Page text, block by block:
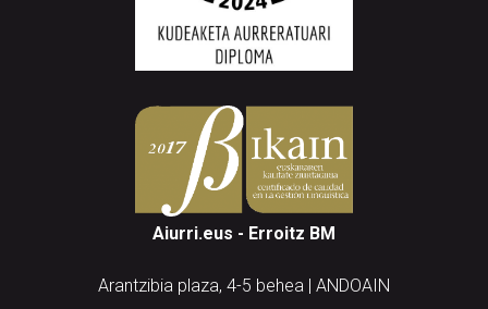
Aiurri.eus - Erroitz BM
Arantzibia plaza, 4-5 behea | ANDOAIN